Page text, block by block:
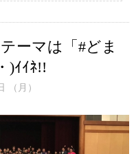
ーマは「#どま
)ｲｲﾈ!!
（月）